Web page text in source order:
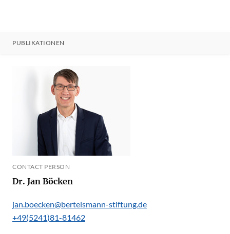
PUBLIKATIONEN
CONTACT PERSON
Dr. Jan Böcken
jan.boecken@bertelsmann-stiftung.de
+49(5241)81-81462